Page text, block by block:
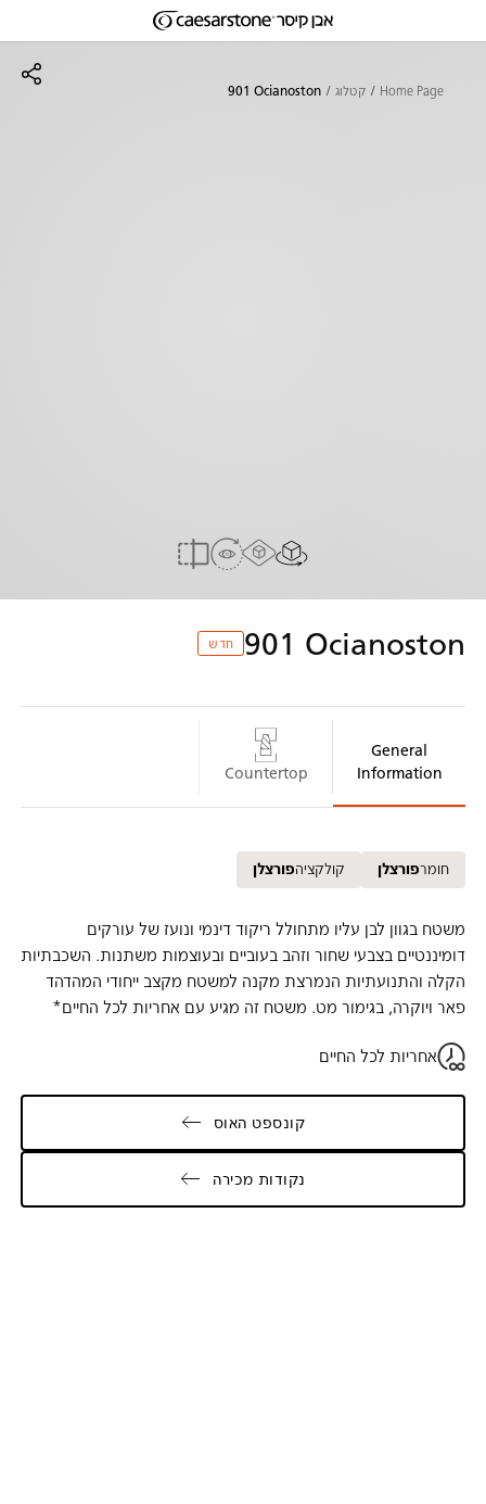
Home Page קטלוג 901 Ocianoston
חווית ARהדמייה אצלך בבית
901 Ocianoston חדש
General
Information
Countertop
חומרפורצלן קולקציהפורצלן
משטח בגוון לבן עליו מתחולל ריקוד דינמי ונועז של עורקים
דומיננטיים בצבעי שחור וזהב בעוביים ובעוצמות משתנות. השכבתיות
הקלה והתנועתיות הנמרצת מקנה למשטח מקצב ייחודי המהדהד
פאר ויוקרה, בגימור מט. משטח זה מגיע עם אחריות לכל החיים*
אחריות לכל החיים
קונספט האוס
נקודות מכירה